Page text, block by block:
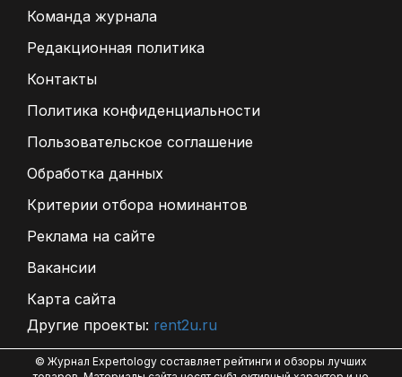
Команда журнала
Редакционная политика
Контакты
Политика конфиденциальности
Пользовательское соглашение
Обработка данных
Критерии отбора номинантов
Реклама на сайте
Вакансии
Карта сайта
Другие проекты: rent2u.ru
© Журнал Expertology составляет рейтинги и обзоры лучших